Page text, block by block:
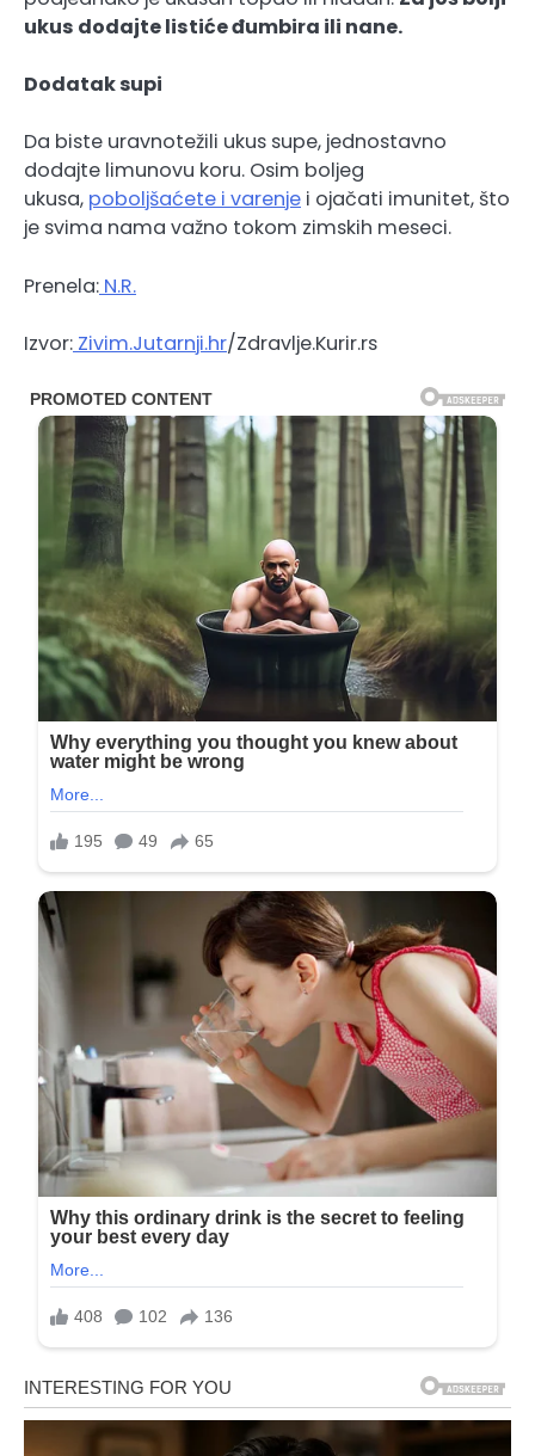
ukus dodajte listiće đumbira ili nane.
Dodatak supi
Da biste uravnotežili ukus supe, jednostavno
dodajte limunovu koru. Osim boljeg
ukusa, poboljšaćete i varenje i ojačati imunitet, što
je svima nama važno tokom zimskih meseci.
Prenela: N.R.
Izvor: Zivim.Jutarnji.hr/Zdravlje.Kurir.rs